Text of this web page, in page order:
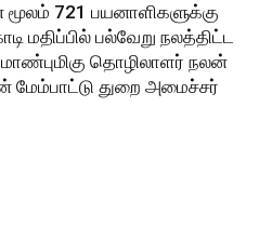
721 பயனாளிகளுக்கு
மதிப்பில் பல்வேறு நலத்திட்ட
தொழிலாளர் நலன்
மேம்பாட்டு துறை அமைச்சர்